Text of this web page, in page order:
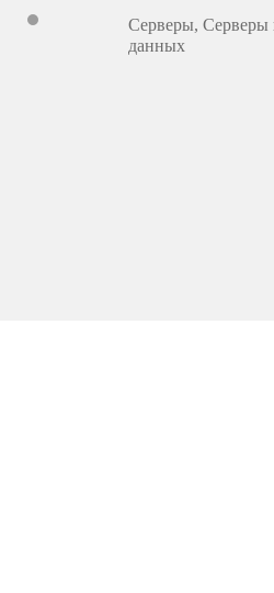
Серверы, Серверы
данных